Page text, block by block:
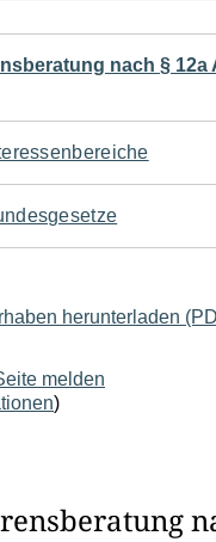
nach § 12a
herunterladen
melden
)